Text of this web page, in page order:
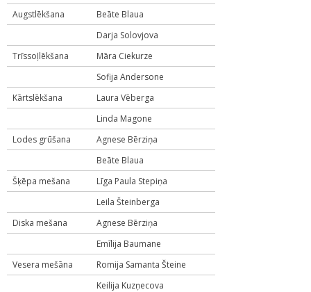
Augstlēkšana
Beāte Blaua
Darja Solovjova
Trīssoļlēkšana
Māra Ciekurze
Sofija Andersone
Kārtslēkšana
Laura Vēberga
Linda Magone
Lodes grūšana
Agnese Bērziņa
Beāte Blaua
Šķēpa mešana
Līga Paula Stepiņa
Leila Šteinberga
Diska mešana
Agnese Bērziņa
Emīlija Baumane
Vesera mešāna
Romija Samanta Šteine
Keilija Kuzņecova